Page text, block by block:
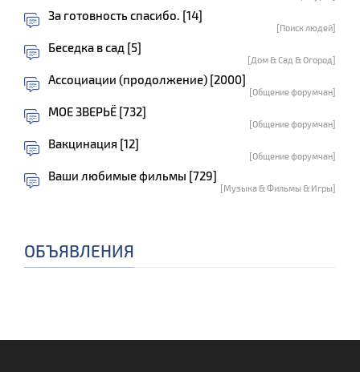
За готовность спасибо. [14]
[Поиск людей]
Беседка в сад [5]
[Дом & Сад & Огород]
Ассоциации (продолжение) [2000]
[Общение форумчан]
МОЕ ЗВЕРЬЁ [732]
[Общение форумчан]
Вакцинация [12]
[Общение форумчан]
Ваши любимые фильмы [729]
[Музыка & Фильмы & Игры]
ОБЪЯВЛЕНИЯ